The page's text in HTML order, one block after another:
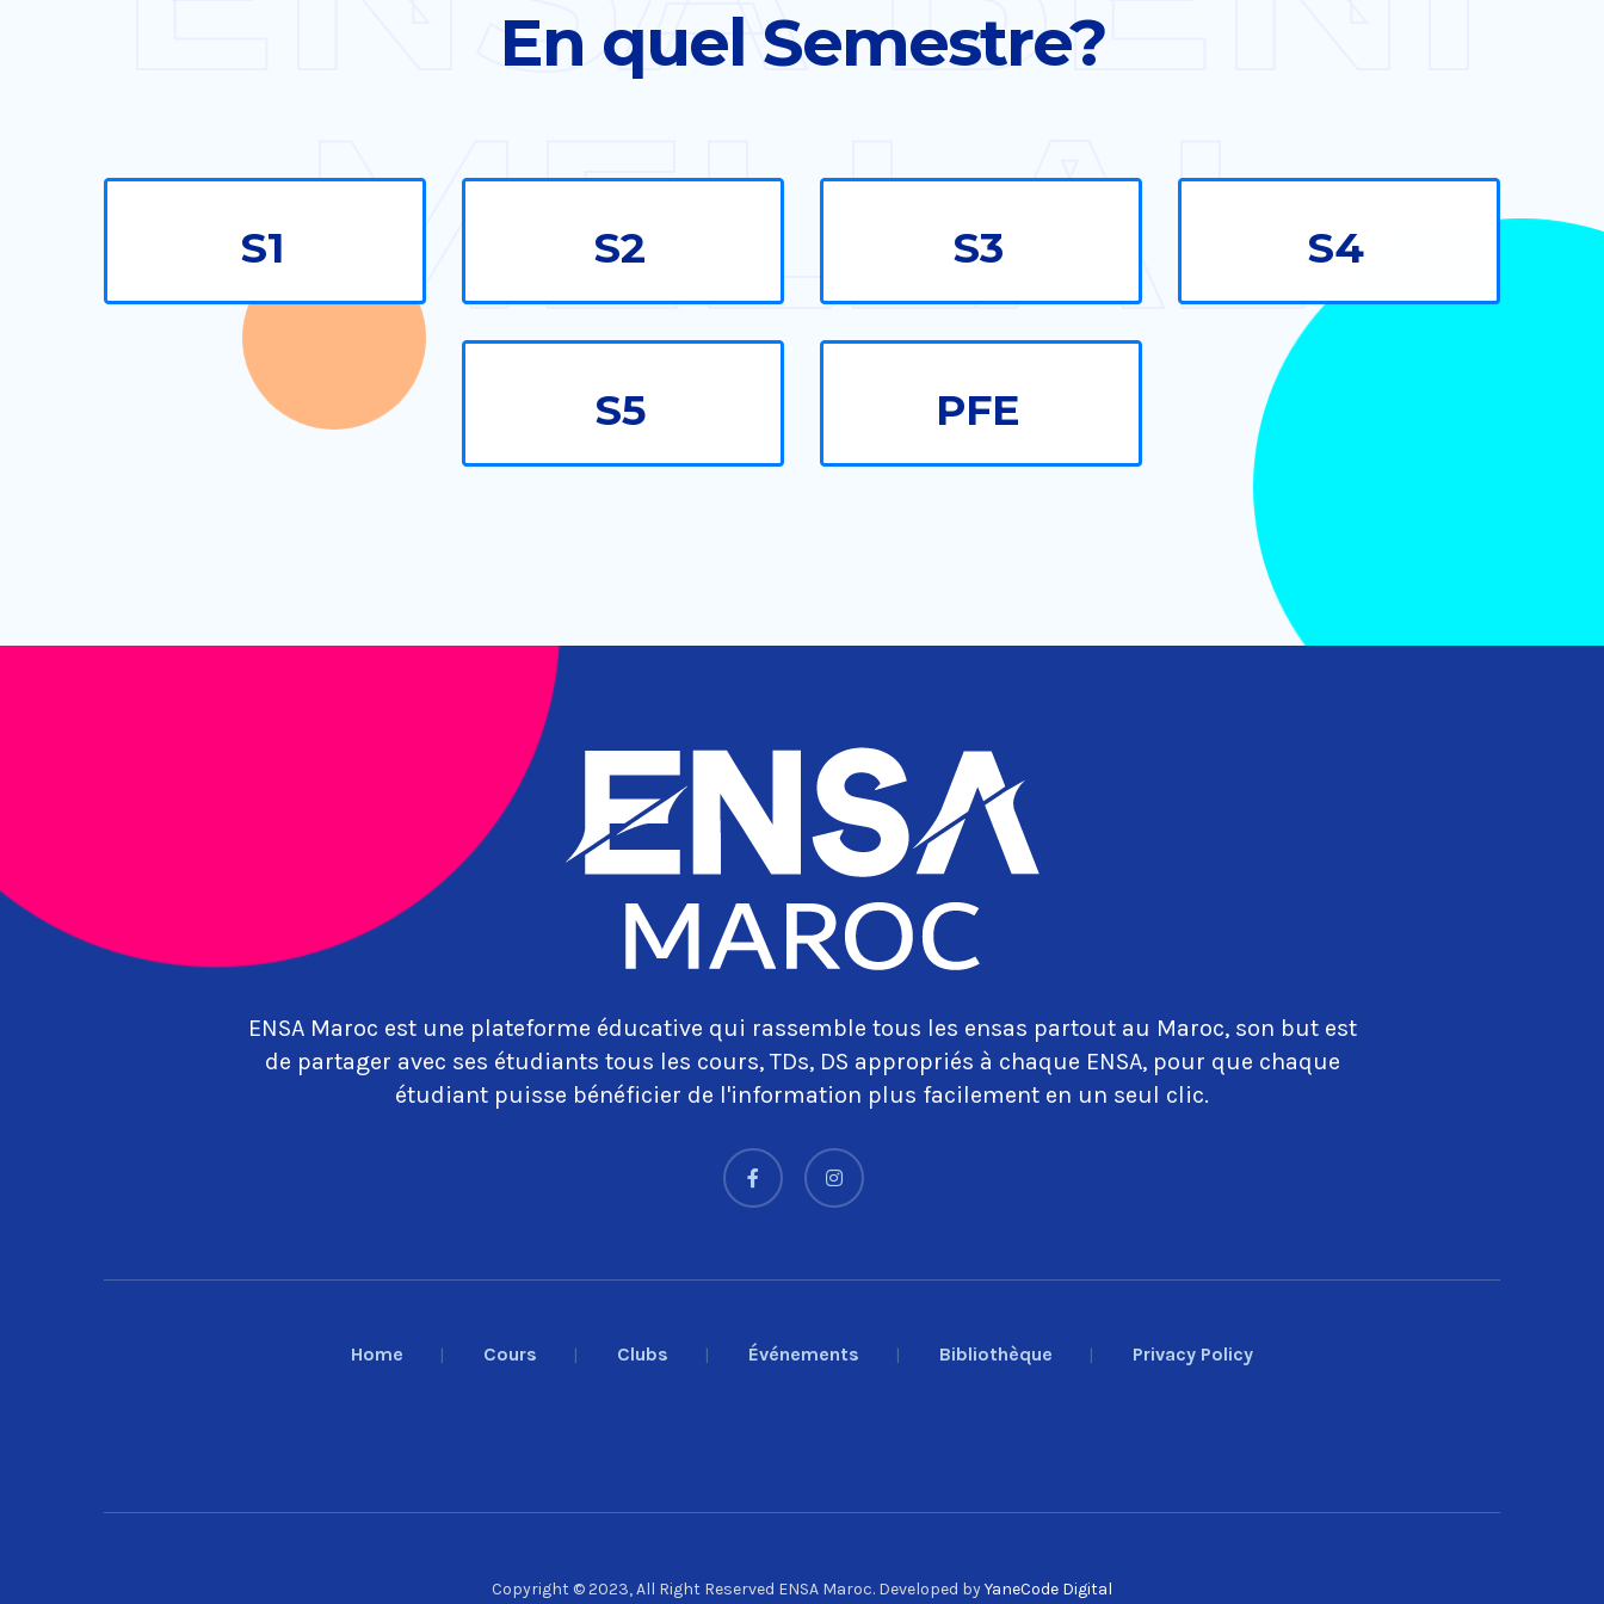
MELLAL
En quel Semestre?
S1 S2 S3 S4
S5 PFE
ENSA Maroc est une plateforme éducative qui rassemble tous les ensas partout au Maroc, son but est
de partager avec ses étudiants tous les cours, TDs, DS appropriés à chaque ENSA, pour que chaque
étudiant puisse bénéficier de l'information plus facilement en un seul clic.
Home Cours Clubs Événements Bibliothèque Privacy Policy
Copyright © 2023, All Right Reserved ENSA Maroc. Developed byYaneCode Digital